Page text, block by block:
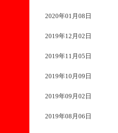
2020年01月08日
2019年12月02日
2019年11月05日
2019年10月09日
2019年09月02日
2019年08月06日